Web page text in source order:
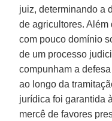
juiz, determinando a
de agricultores. Além
com pouco domínio
de um processo
compunham a
ao longo da
jurídica foi garantida
mercê de favores